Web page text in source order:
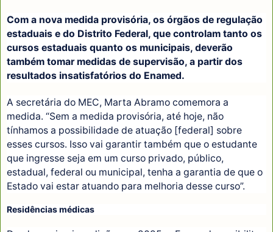
Com a nova medida provisória, os órgãos de regulação
estaduais e do Distrito Federal, que controlam tanto os
cursos estaduais quanto os municipais, deverão
também tomar medidas de supervisão, a partir dos
resultados insatisfatórios do Enamed.
A secretária do MEC, Marta Abramo comemora a
medida. “Sem a medida provisória, até hoje, não
tínhamos a possibilidade de atuação [federal] sobre
esses cursos. Isso vai garantir também que o estudante
que ingresse seja em um curso privado, público,
estadual, federal ou municipal, tenha a garantia de que o
Estado vai estar atuando para melhoria desse curso”.
Residências médicas